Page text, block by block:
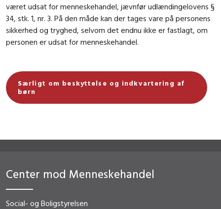
været udsat for menneskehandel, jævnfør udlændingelovens §
34, stk. 1, nr. 3. På den måde kan der tages vare på personens
sikkerhed og tryghed, selvom det endnu ikke er fastlagt, om
personen er udsat for menneskehandel.
Særligt om beskyttelse og indkvartering af
børn
Center mod Menneskehandel
Social- og Boligstyrelsen